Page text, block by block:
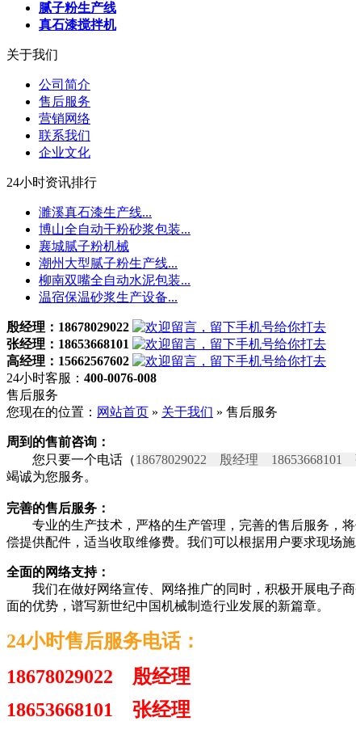
腻子粉生产线
真石漆搅拌机
关于我们
公司简介
售后服务
营销网络
联系我们
企业文化
24小时资讯排行
濉溪真石漆生产线...
博山全自动干粉砂浆包装...
襄城腻子粉机械
潮州大型腻子粉生产线...
柳南双嘴全自动水泥包装...
温宿保温砂浆生产设备...
殷经理：18678029022
张经理：18653668101
高经理：15662567602
24小时客服： 400-0076-008
售后服务
您现在的位置： 网站首页 » 关于我们 » 售后服务
周到的售前咨询：
您只要一个电话（18678029022 殷经理 18653668101
竭诚为您服务。
完善的售后服务：
专业的生产技术，严格的生产管理，完善的售后服务，将
偿提供配件，适当收取维修费。我们可以根据用户要求现场
全面的网络支持：
我们在做好网络宣传、网络推广的同时，积极开展电子商
面的优势，谱写新世纪中国机械制造行业发展的新篇章。
24小时售后服务电话：
18678029022 殷经理
18653668101 张经理